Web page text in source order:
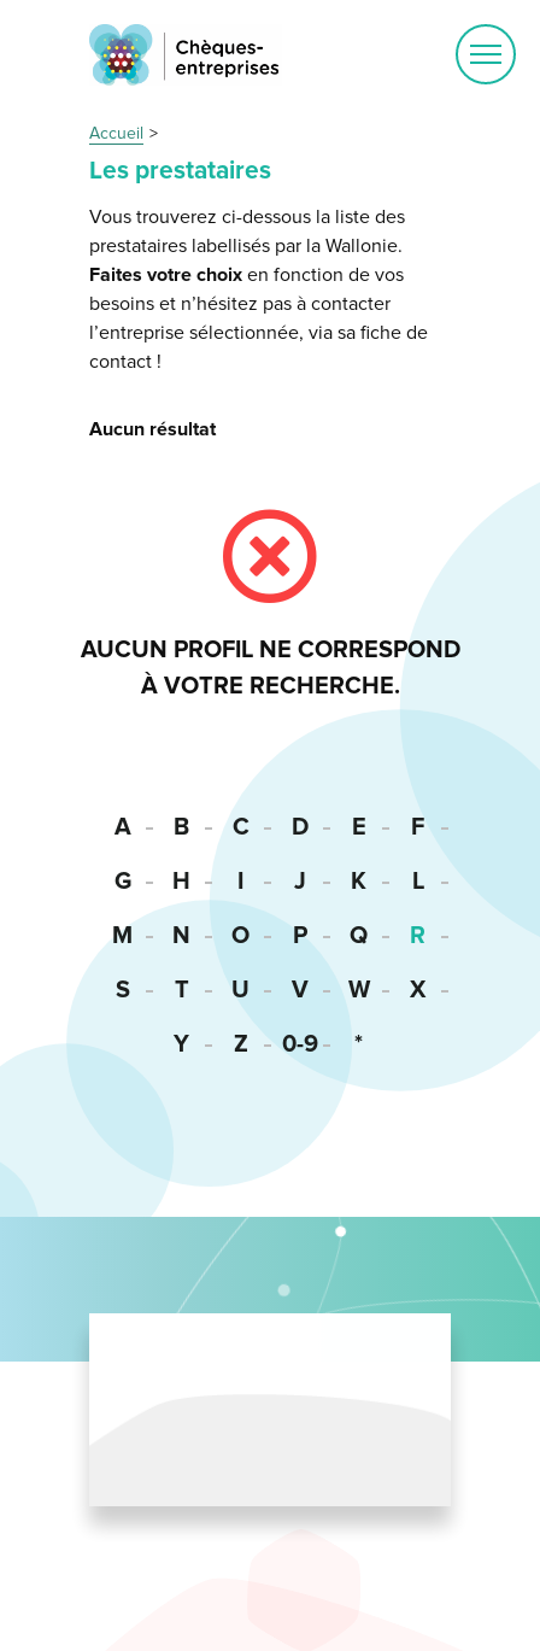
Accueil
Les prestataires
Vous trouverez ci-dessous la liste des
prestataires labellisés par la Wallonie.
Faites votre choix en fonction de vos
besoins et n’hésitez pas à contacter
l’entreprise sélectionnée, via sa fiche de
contact !
Aucun résultat
AUCUN PROFIL NE CORRESPOND
À VOTRE RECHERCHE.
A B C D E
F
G
H I J K
L
M
N O P Q
R
S
T U V W
X
Y
Z 0-9 *
Ouvrir
le